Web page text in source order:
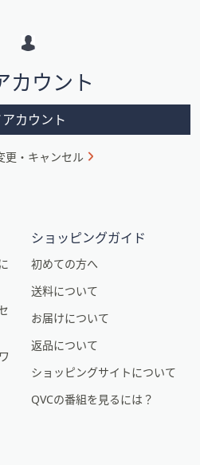
カウント
カウント
更・キャンセル
ショッピングガイド
初めての方へ
送料について
お届けについて
返品について
ショッピングサイトについて
QVCの番組を見るには？